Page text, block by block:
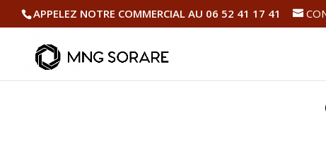
APPELEZ NOTRE COMMERCIAL AU 06 52 41 17 41